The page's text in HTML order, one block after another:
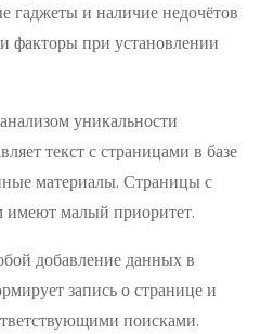
гаджеты и наличие недочётов
факторы при установлении
уникальности
текст с страницами в базе
материалы. Страницы с
малый приоритет.
добавление данных в
запись о странице и
поисками.